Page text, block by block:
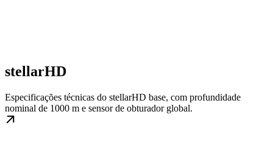
stellarHD
Especificações técnicas do stellarHD base, com profundidade
nominal de 1000 m e sensor de obturador global.